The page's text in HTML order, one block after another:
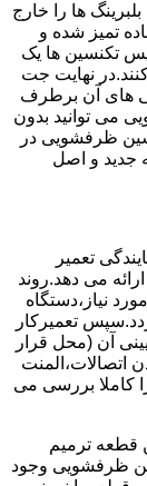
ها را خارج
تمیز شده و
تکنسین ها یک
نهایت جت
های آن برطرف
می توانید بدون
ظرفشویی در
جدید و اصل
تعمیر
می دهد.روند
نیاز،دستگاه
تعمیرکار
آن (محل قرار
اتصالات،المنت
کاملا بررسی می
قطعه ترمیم
ظرفشویی وجود